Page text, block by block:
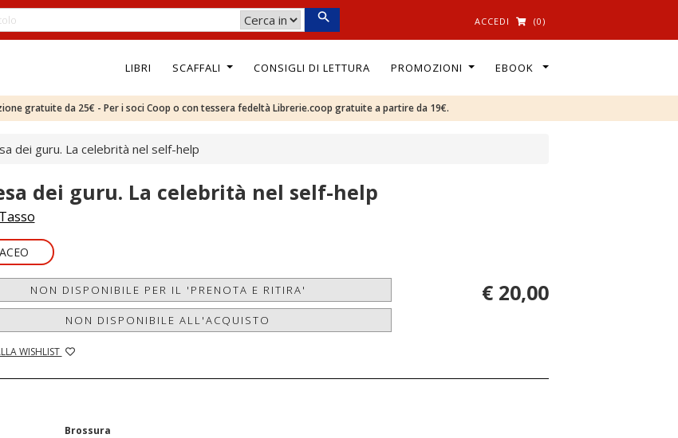
ACCEDI (0)
LIBRI SCAFFALI CONSIGLI DI LETTURA PROMOZIONI EBOOK
gratuite da 25€ - Per i soci Coop o con tessera fedeltà Librerie.coop gratuite a partire da 19€.
dei guru. La celebrità nel self-help
dei guru. La celebrità nel self-help
NON DISPONIBILE PER IL 'PRENOTA E RITIRA'
NON DISPONIBILE ALL'ACQUISTO
WISHLIST
€ 20,00
Brossura